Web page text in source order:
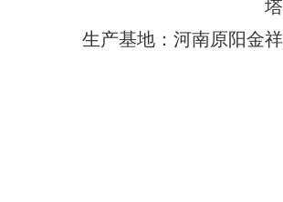
生产基地：河南原阳金